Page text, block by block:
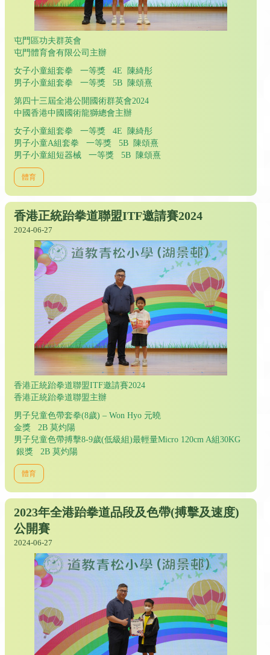
屯門區功夫群英會
屯門體育會有限公司主辦
女子小童組套拳 一等獎 4E 陳綺彤
男子小童組套拳 一等獎 5B 陳頌熹
第四十三屆全港公開國術群英會2024
中國香港中國國術龍獅總會主辦
女子小童組套拳 一等獎 4E 陳綺彤
男子小童A組套拳 一等獎 5B 陳頌熹
男子小童組短器械 一等獎 5B 陳頌熹
體育
香港正統跆拳道聯盟ITF邀請賽2024
2024-06-27
香港正統跆拳道聯盟ITF邀請賽2024
香港正統跆拳道聯盟主辦
男子兒童色帶套拳(8歲) – Won Hyo 元曉
金獎 2B 莫灼陽
男子兒童色帶搏擊8-9歲(低級組)最輕量Micro 120cm A組30KG
銀獎 2B 莫灼陽
體育
2023年全港跆拳道品段及色帶(搏擊及速度)
公開賽
2024-06-27